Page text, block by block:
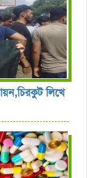
লিখে